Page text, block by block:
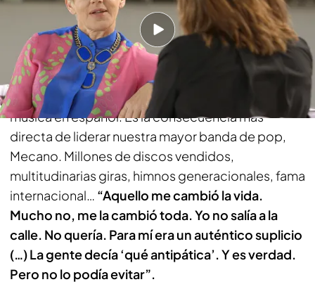
Compartir
Enumerar los éxitos de la carrera de Ana Torroja
daría para un tomo entero de la enciclopedia de la
música en español. Es la consecuencia más
directa de liderar nuestra mayor banda de pop,
Mecano. Millones de discos vendidos,
multitudinarias giras, himnos generacionales, fama
internacional… “Aquello me cambió la vida.
Mucho no, me la cambió toda. Yo no salía a la
calle. No quería. Para mí era un auténtico suplicio
(…) La gente decía ‘qué antipática’. Y es verdad.
Pero no lo podía evitar”.